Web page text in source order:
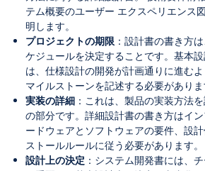
テム概要のユーザー エクスペリエンス
明します。
プロジェクトの期限 ：設計書の書き方
ケジュールを決定することです。基本
は、仕様設計の開発が計画通りに進む
マイルストーンを記述する必要がありま
実装の詳細 ：これは、製品の実装方法
の部分です。詳細設計書の書き方はイ
ードウェアとソフトウェアの要件、設
ストールルールに従う必要があります。
設計上の決定 ：システム開発書には、